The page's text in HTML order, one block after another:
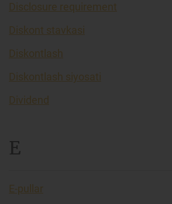
Disclosure requirement
Diskont stavkasi
Diskontlash
Diskontlash siyosati
Dividend
E
E-pullar